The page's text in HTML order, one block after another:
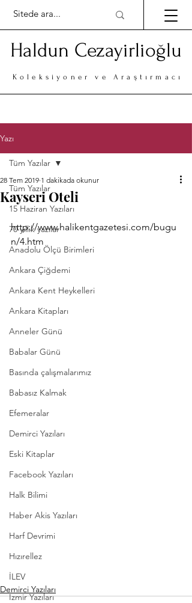
Haldun Cezayirlioğlu
Koleksiyoner ve Araştırmacı
Yazı
Tüm Yazılar
15 Haziran Yazıları
70 yıllık yazılar
Anadolu Ölçü Birimleri
Ankara Çiğdemi
Ankara Kent Heykelleri
Ankara Kitapları
Anneler Günü
Babalar Günü
Basında çalışmalarımız
Babasız Kalmak
Efemeralar
Demirci Yazıları
Eski Kitaplar
Facebook Yazıları
Halk Bilimi
Haber Akis Yazıları
Harf Devrimi
Hızırellez
İLEV
İzmir Yazıları
Tüm Yazılar
Kayseri Oteli
28 Tem 2019 1 dakikada okunur
http://www.halikentgazetesi.com/bugu
n/4.htm
Demirci Yazıları